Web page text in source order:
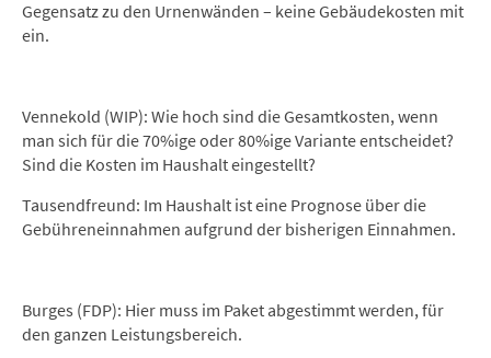
Gegensatz zu den Urnenwänden – keine Gebäudekosten mit
ein.
Vennekold (WIP): Wie hoch sind die Gesamtkosten, wenn
man sich für die 70%ige oder 80%ige Variante entscheidet?
Sind die Kosten im Haushalt eingestellt?
Tausendfreund: Im Haushalt ist eine Prognose über die
Gebühreneinnahmen aufgrund der bisherigen Einnahmen.
Burges (FDP): Hier muss im Paket abgestimmt werden, für
den ganzen Leistungsbereich.